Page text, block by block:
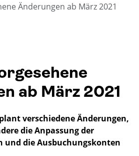
Änderungen ab März 2021
ab März 2021
verschiedene Änderungen,
die Anpassung der
und die Ausbuchungskonten